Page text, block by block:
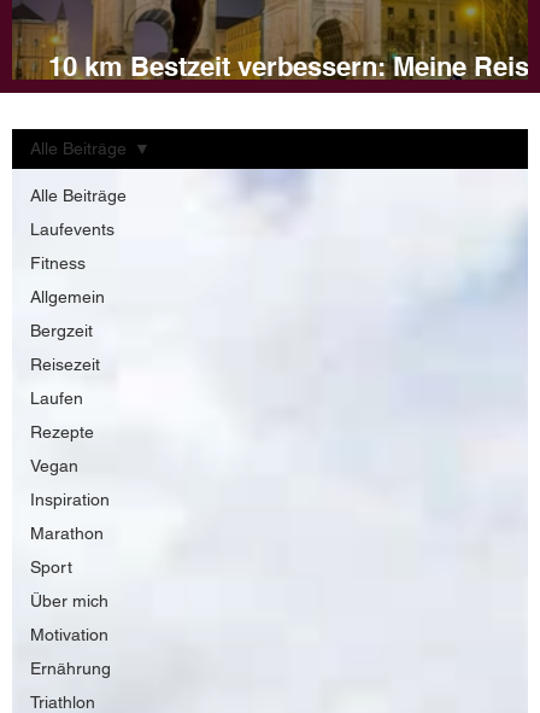
10 km Bestzeit verbessern: Meine
und Tipps für dein Training
Alle Beiträge
Laufevents
Fitness
Allgemein
Bergzeit
Reisezeit
Laufen
Rezepte
Vegan
Inspiration
Marathon
Sport
Über mich
Motivation
Ernährung
Triathlon
Alle Beiträge